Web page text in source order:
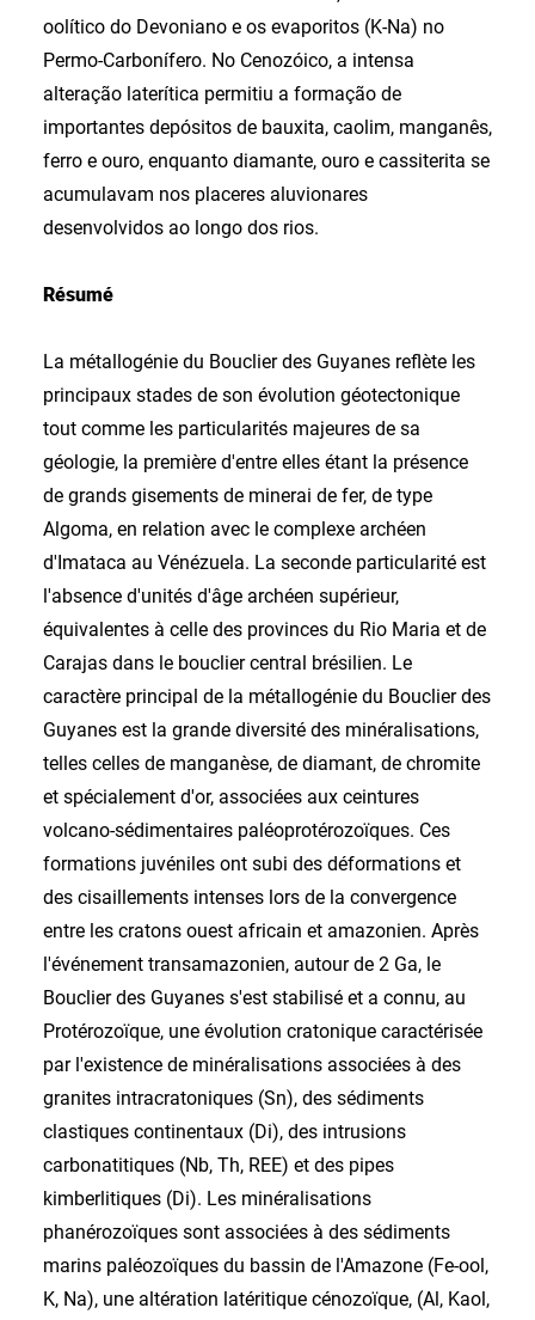
oolítico do Devoniano e os evaporitos (K-Na) no
Permo-Carbonífero. No Cenozóico, a intensa
alteração laterítica permitiu a formação de
importantes depósitos de bauxita, caolim, manganês,
ferro e ouro, enquanto diamante, ouro e cassiterita se
acumulavam nos placeres aluvionares
desenvolvidos ao longo dos rios.
Résumé
La métallogénie du Bouclier des Guyanes reflète les
principaux stades de son évolution géotectonique
tout comme les particularités majeures de sa
géologie, la première d'entre elles étant la présence
de grands gisements de minerai de fer, de type
Algoma, en relation avec le complexe archéen
d'Imataca au Vénézuela. La seconde particularité est
l'absence d'unités d'âge archéen supérieur,
équivalentes à celle des provinces du Rio Maria et de
Carajas dans le bouclier central brésilien. Le
caractère principal de la métallogénie du Bouclier des
Guyanes est la grande diversité des minéralisations,
telles celles de manganèse, de diamant, de chromite
et spécialement d'or, associées aux ceintures
volcano-sédimentaires paléoprotérozoïques. Ces
formations juvéniles ont subi des déformations et
des cisaillements intenses lors de la convergence
entre les cratons ouest africain et amazonien. Après
l'événement transamazonien, autour de 2 Ga, le
Bouclier des Guyanes s'est stabilisé et a connu, au
Protérozoïque, une évolution cratonique caractérisée
par l'existence de minéralisations associées à des
granites intracratoniques (Sn), des sédiments
clastiques continentaux (Di), des intrusions
carbonatitiques (Nb, Th, REE) et des pipes
kimberlitiques (Di). Les minéralisations
phanérozoïques sont associées à des sédiments
marins paléozoïques du bassin de l'Amazone (Fe-ool,
K, Na), une altération latéritique cénozoïque, (Al, Kaol,